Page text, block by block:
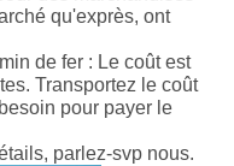
qu'exprès, ont
de fer : Le coût est
Transportez le coût
pour payer le
parlez-svp nous.